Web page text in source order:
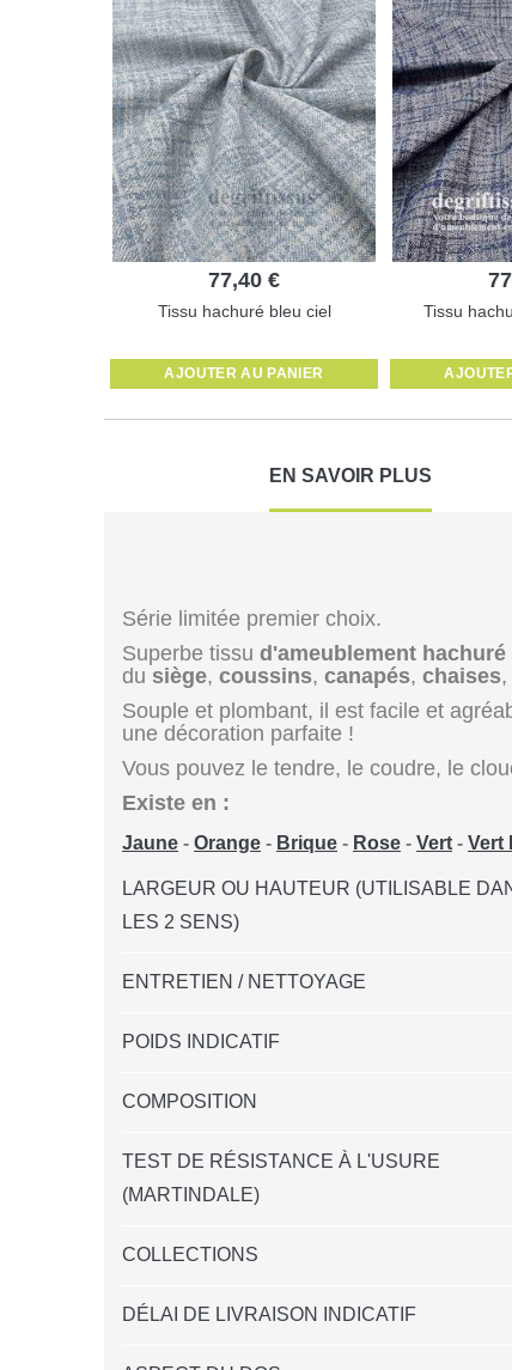
77,40 €
Tissu hachuré bleu ciel
AJOUTER AU PANIER
Tissu
EN SAVOIR PLUS
Série limitée premier choix.
Superbe tissu d'ameublement hachuré
du siège, coussins, canapés, chaises,
Souple et plombant, il est facile et
une décoration parfaite !
Vous pouvez le tendre, le coudre, le
Existe en :
Jaune - Orange - Brique - Rose - Vert - Vert
LARGEUR OU HAUTEUR (UTILISABLE
LES 2 SENS)
ENTRETIEN / NETTOYAGE
POIDS INDICATIF
COMPOSITION
TEST DE RÉSISTANCE À L'USURE
(MARTINDALE)
COLLECTIONS
DÉLAI DE LIVRAISON INDICATIF